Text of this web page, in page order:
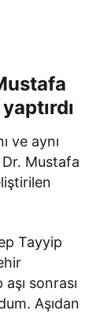
ve aynı
Mustafa
Tayyip
sonrası
Aşıdan